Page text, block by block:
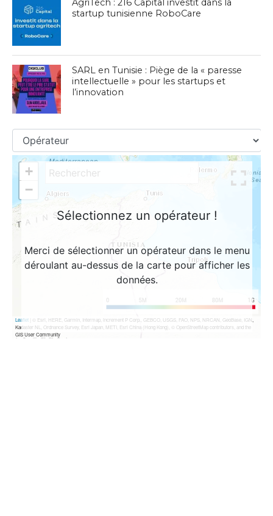
AgriTech : 216 Capital investit dans la
startup tunisienne RoboCare
SARL en Tunisie : Piège de la « paresse
intellectuelle » pour les startups et
l’innovation